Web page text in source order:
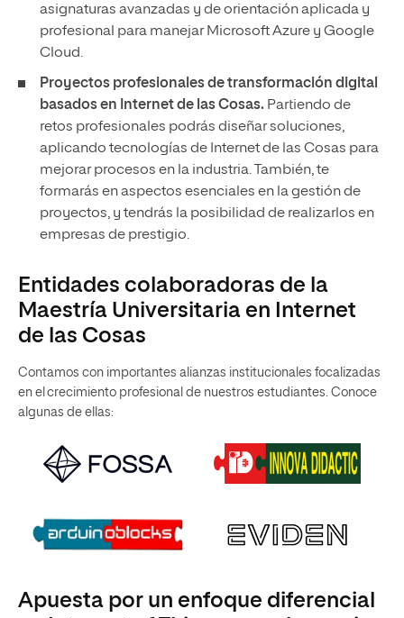
asignaturas avanzadas y de orientación aplicada y
profesional para manejar Microsoft Azure y Google
Cloud.
Proyectos profesionales de transformación digital
basados en Internet de las Cosas. Partiendo de
retos profesionales podrás diseñar soluciones,
aplicando tecnologías de Internet de las Cosas para
mejorar procesos en la industria. También, te
formarás en aspectos esenciales en la gestión de
proyectos, y tendrás la posibilidad de realizarlos en
empresas de prestigio.
Entidades colaboradoras de la
Maestría Universitaria en Internet
de las Cosas
Contamos con importantes alianzas institucionales focalizadas
en el crecimiento profesional de nuestros estudiantes. Conoce
algunas de ellas:
Apuesta por un enfoque diferencial